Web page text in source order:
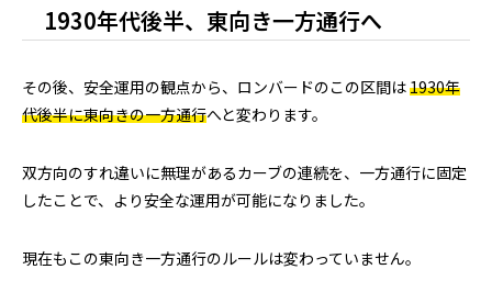
1930年代後半、東向き一方通行へ
その後、安全運用の観点から、ロンバードのこの区間は1930年
代後半に東向きの一方通行へと変わります。
双方向のすれ違いに無理があるカーブの連続を、一方通行に固定
したことで、より安全な運用が可能になりました。
現在もこの東向き一方通行のルールは変わっていません。